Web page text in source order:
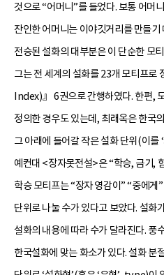
것으로 “어머니”를 들었다. 보통 어머
잔인한 어머니는 이야깃거리를 만들
전승된 설화의 대부분은 이 단순한 모
그는 전 세계의 설화를 23개 모티프
Index)』 6권으로 간행하였다. 한편,
정의한 경우도 있는데, 최래옥은 한국
그 아래에 들어갈 작은 설화 단위(이를
예컨대 <장자못전설>은 “학승, 금기,
학승 모티프는 “장자 영감이” “중에게
단위로 나눌 수가 있다고 보았다. 설화
설화의 내용에 따라 수가 달라진다. 풍
한국설화에 맞는 화소가 있다. 설화 분